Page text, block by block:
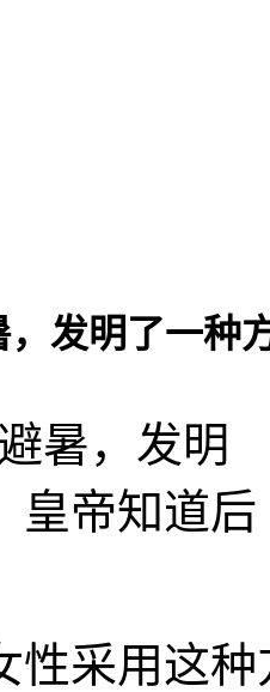
发明了一种
性采用这